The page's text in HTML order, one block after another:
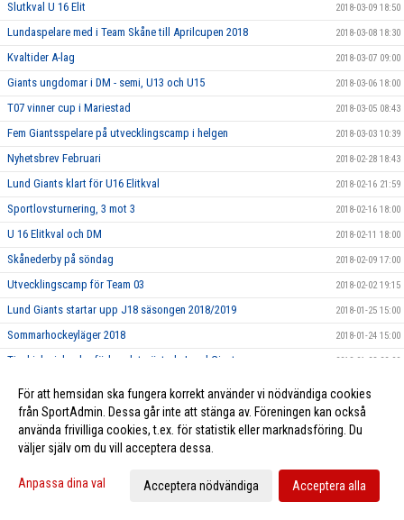
Slutkval U 16 Elit 2018-03-09 18:50
Lundaspelare med i Team Skåne till Aprilcupen 2018 2018-03-08 18:30
Kvaltider A-lag 2018-03-07 09:00
Giants ungdomar i DM - semi, U13 och U15 2018-03-06 18:00
T07 vinner cup i Mariestad 2018-03-05 08:43
Fem Giantsspelare på utvecklingscamp i helgen 2018-03-03 10:39
Nyhetsbrev Februari 2018-02-28 18:43
Lund Giants klart för U16 Elitkval 2018-02-16 21:59
Sportlovsturnering, 3 mot 3 2018-02-16 18:00
U 16 Elitkval och DM 2018-02-11 18:00
Skånederby på söndag 2018-02-09 17:00
Utvecklingscamp för Team 03 2018-02-02 19:15
Lund Giants startar upp J18 säsongen 2018/2019 2018-01-25 15:00
Sommarhockeyläger 2018 2018-01-24 15:00
Tjeckiska ishockeyförbundet gästade Lund Giants 2018-01-23 22:00
Föreningsbesök och tränarutbildning 2018-01-11 19:50
Hemmamatch 10/1 mot Boro/Vetlanda 2018-01-10 15:00
Idrottsmedicinskt Centrum Malmö - Ny partner till Giants 2018-01-05 08:17
God Jul från Lund Giants 2017-12-22 17:00
För att hemsidan ska fungera korrekt använder vi nödvändiga cookies
från SportAdmin. Dessa går inte att stänga av. Föreningen kan också
använda frivilliga cookies, t.ex. för statistik eller marknadsföring. Du
väljer själv om du vill acceptera dessa.
Anpassa dina val Acceptera nödvändiga Acceptera alla